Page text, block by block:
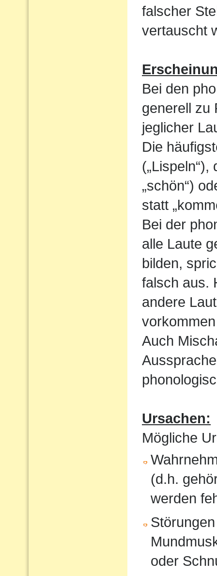
falscher
vertauscht
Bei den
generell zu
jeglicher
Die
„schön“)
statt
Bei der
alle Laute
bilden,
falsch aus.
andere
Auch
Ursachen:
Mögliche
(d.h.
werden
oder